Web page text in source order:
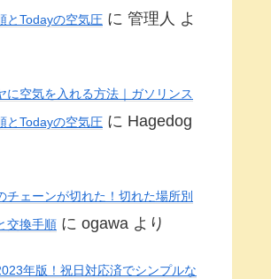
とTodayの空気圧 に 管理人 よ
に空気を入れる方法｜ガソリンス
とTodayの空気圧 に Hagedog
チェーンが切れた！切れた場所別
交換手順 に ogawa より
年版！祝日対応済でシンプルな